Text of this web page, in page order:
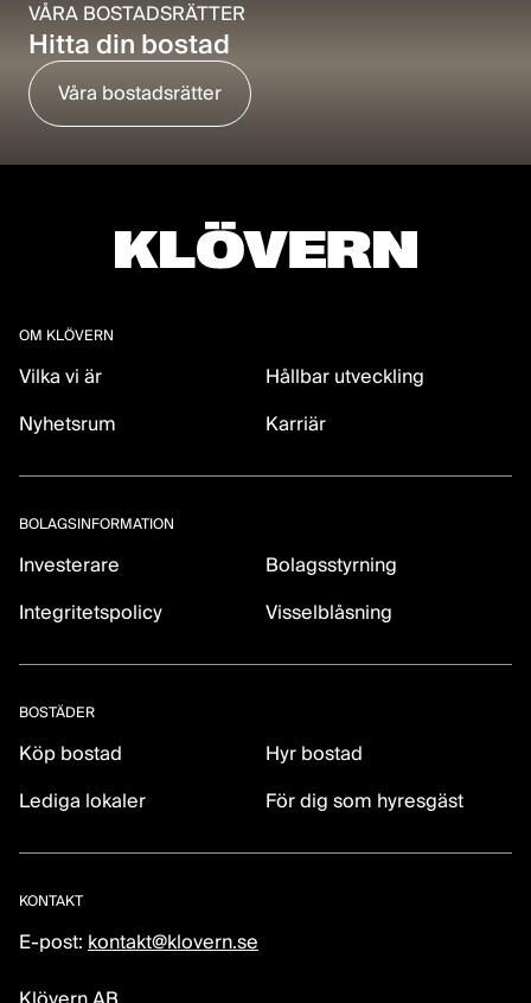
VÅRA BOSTADSRÄTTER
Hitta din bostad
Våra bostadsrätter
OM KLÖVERN
Vilka vi är
Hållbar utveckling
Nyhetsrum
Karriär
BOLAGSINFORMATION
Investerare
Bolagsstyrning
Integritetspolicy
Visselblåsning
BOSTÄDER
Köp bostad
Hyr bostad
Lediga lokaler
För dig som hyresgäst
KONTAKT
E-post: kontakt@klovern.se